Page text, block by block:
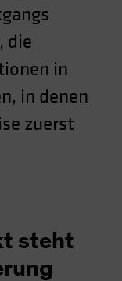
die
in
in denen
zuerst
steht